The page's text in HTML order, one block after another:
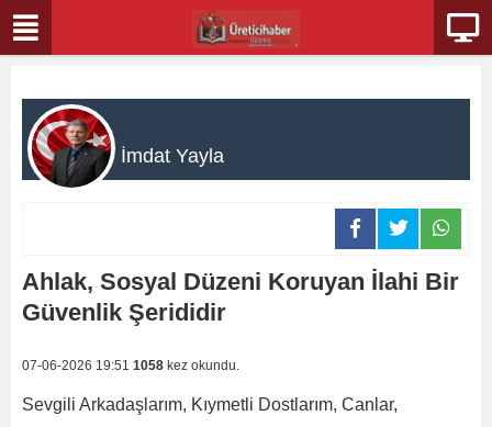
İmdat Yayla
Ahlak, Sosyal Düzeni Koruyan İlahi Bir
Güvenlik Şerididir
07-06-2026 19:51 1058 kez okundu.
Sevgili Arkadaşlarım, Kıymetli Dostlarım, Canlar,